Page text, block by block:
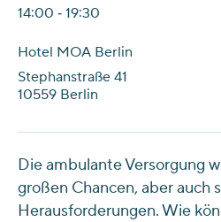
14:00 ‐ 19:30
Hotel MOA Berlin
Stephanstraße 41
10559 Berlin
Die ambulante Versorgung
großen Chancen, aber auch
Herausforderungen. Wie